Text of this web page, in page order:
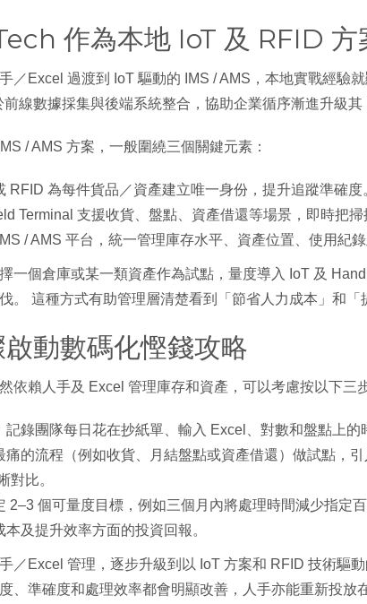
作為本地 IoT 及 RFID 方
／Excel 過渡到 IoT 驅動的 IMS / AMS，本地實戰經驗
線數據採集與後端系統整合，協助企業循序漸進升級
/ AMS 方案，一般圍繞三個關鍵元素：
RFID 為每件貨品／資產建立唯一身份，提升追蹤準確度
Terminal 支援收貨、盤點、資產借還等場景，即時把
/ AMS 平台，統一管理庫存水平、資產位置、使用紀
一個倉庫或某一類資產作為試點，量度導入 IoT 及
。 這種方式有助管理層清楚看到「節省人力成本」和「
動數碼化慳錢攻略
依賴人手及 Excel 管理庫存和資產，可以考慮按以下三
記錄團隊每日花在抄紙單、輸入 Excel、對數和盤點上
痛的流程（例如收貨、月結盤點或資產借還）做試點，
對比。​
2–3 個可量度目標，例如三個月內將處理時間減少指定
本及提升效率方面的投資回報。​
／Excel 管理，逐步升級到以 IoT 方案和 RFID 技術驅
、準確度和處理效率都會明顯改善，人手亦能重新投放